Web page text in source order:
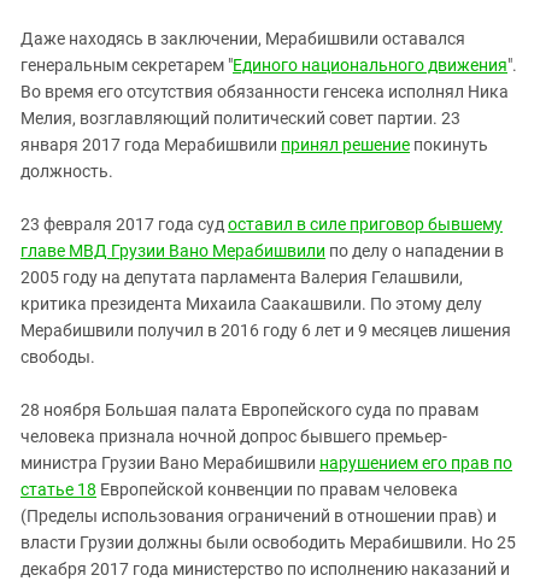
Даже находясь в заключении, Мерабишвили оставался
генеральным секретарем "Единого национального движения".
Во время его отсутствия обязанности генсека исполнял Ника
Мелия, возглавляющий политический совет партии. 23
января 2017 года Мерабишвили принял решение покинуть
должность.
23 февраля 2017 года судоставил в силе приговор бывшему
главе МВД Грузии Вано Мерабишвили по делу о нападении в
2005 году на депутата парламента Валерия Гелашвили,
критика президента Михаила Саакашвили. По этому делу
Мерабишвили получил в 2016 году 6 лет и 9 месяцев лишения
свободы.
28 ноября Большая палата Европейского суда по правам
человека признала ночной допрос бывшего премьер-
министра Грузии Вано Мерабишвили нарушением его прав по
статье 18 Европейской конвенции по правам человека
(Пределы использования ограничений в отношении прав) и
власти Грузии должны были освободить Мерабишвили. Но 25
декабря 2017 года министерство по исполнению наказаний и